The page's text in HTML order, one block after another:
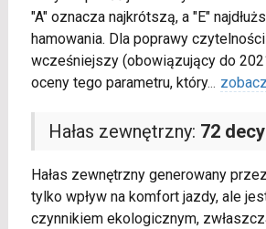
"A" oznacza najkrótszą, a "E"
hamowania. Dla poprawy
wcześniejszy (obowiązujący do
oceny tego parametru, który...
Hałas zewnętrzny: 72
Hałas zewnętrzny generowany
tylko wpływ na komfort jazdy, ale
czynnikiem ekologicznym,